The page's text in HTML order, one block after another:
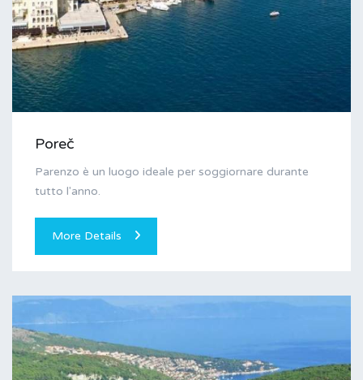
Poreč
Parenzo è un luogo ideale per soggiornare durante
tutto l'anno.
More Details